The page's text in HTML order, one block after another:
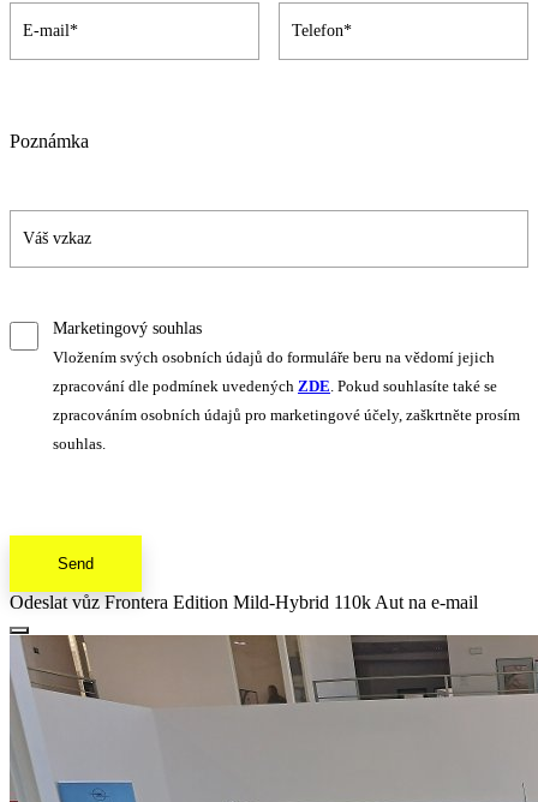
Poznámka
Marketingový souhlas
Vložením svých osobních údajů do formuláře beru na vědomí jejich
zpracování dle podmínek uvedených ZDE. Pokud souhlasíte také se
zpracováním osobních údajů pro marketingové účely, zaškrtněte prosím
souhlas.
Send
Odeslat vůz Frontera Edition Mild-Hybrid 110k Aut na e-mail